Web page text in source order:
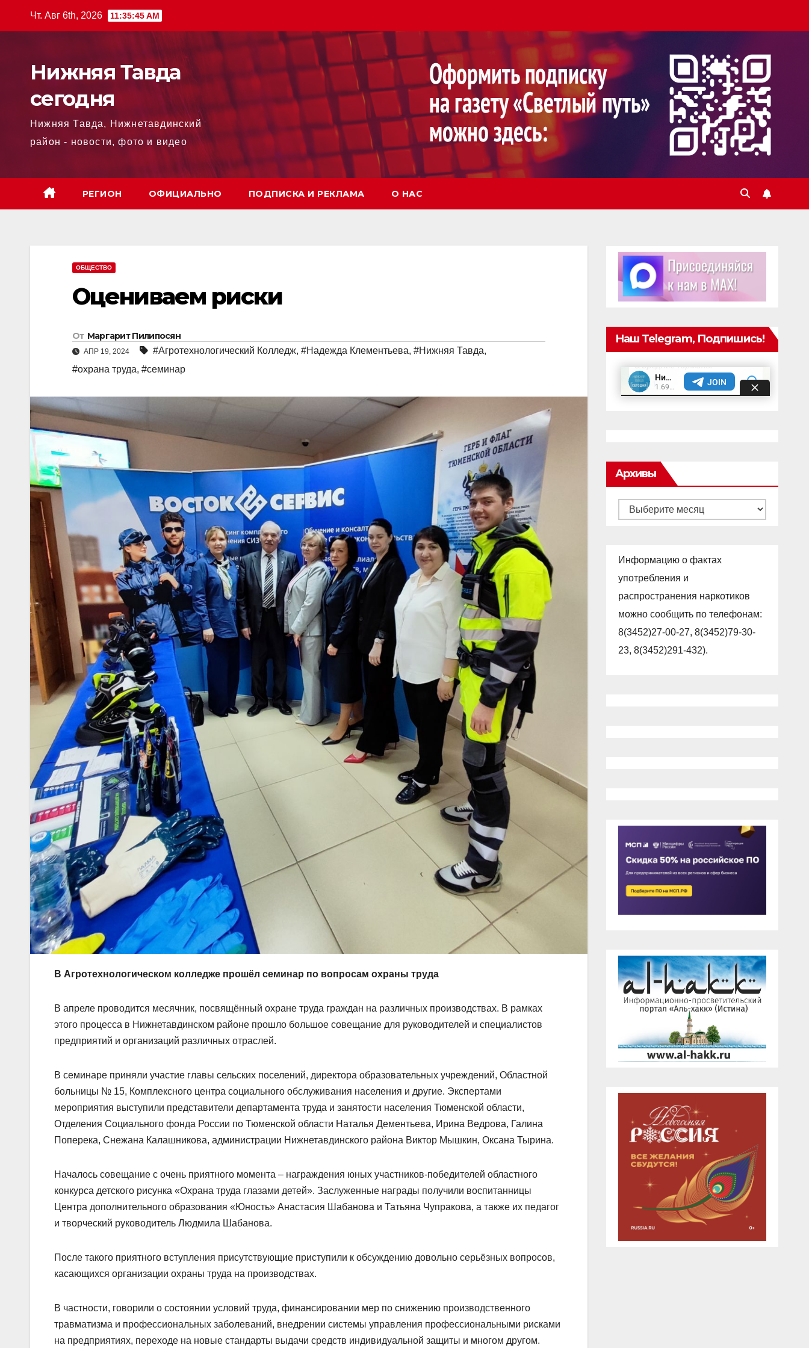
Чт. Авг 6th, 2026 11:35:46 AM
Нижняя Тавда
сегодня
Нижняя Тавда, Нижнетавдинский
район - новости, фото и видео
РЕГИОН ОФИЦИАЛЬНО ПОДПИСКА И РЕКЛАМА О НАС
ОБЩЕСТВО
Оцениваем риски
От Маргарит Пилипосян
АПР 19, 2024 #Агротехнологический Колледж, #Надежда Клементьева, #Нижняя Тавда,
#охрана труда, #семинар
В Агротехнологическом колледже прошёл семинар по вопросам охраны труда
В апреле проводится месячник, посвящённый охране труда граждан на различных производствах. В рамках
этого процесса в Нижнетавдинском районе прошло большое совещание для руководителей и специалистов
предприятий и организаций различных отраслей.
В семинаре приняли участие главы сельских поселений, директора образовательных учреждений, Областной
больницы № 15, Комплексного центра социального обслуживания населения и другие. Экспертами
мероприятия выступили представители департамента труда и занятости населения Тюменской области,
Отделения Социального фонда России по Тюменской области Наталья Дементьева, Ирина Ведрова, Галина
Поперека, Снежана Калашникова, администрации Нижнетавдинского района Виктор Мышкин, Оксана Тырина.
Началось совещание с очень приятного момента – награждения юных участников-победителей областного
конкурса детского рисунка «Охрана труда глазами детей». Заслуженные награды получили воспитанницы
Центра дополнительного образования «Юность» Анастасия Шабанова и Татьяна Чупракова, а также их педагог
и творческий руководитель Людмила Шабанова.
После такого приятного вступления присутствующие приступили к обсуждению довольно серьёзных вопросов,
касающихся организации охраны труда на производствах.
В частности, говорили о состоянии условий труда, финансировании мер по снижению производственного
травматизма и профессиональных заболеваний, внедрении системы управления профессиональными рисками
на предприятиях, переходе на новые стандарты выдачи средств индивидуальной защиты и многом другом.
Наш Telegram, Подпишись!
Архивы
Архивы
Информацию о фактах
употребления и
распространения наркотиков
можно сообщить по телефонам:
8(3452)27-00-27, 8(3452)79-30-
23, 8(3452)291-432).